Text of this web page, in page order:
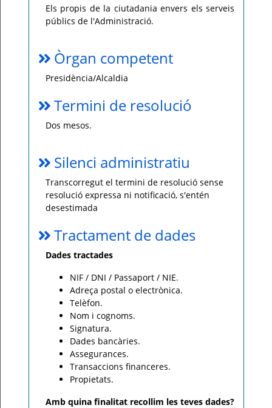
Els propis de la ciutadania envers els serveis
públics de l'Administració.
Òrgan competent
Presidència/Alcaldia
Termini de resolució
Dos mesos.
Silenci administratiu
Transcorregut el termini de resolució sense
resolució expressa ni notificació, s'entén
desestimada
Tractament de dades
Dades tractades
NIF / DNI / Passaport / NIE.
Adreça postal o electrònica.
Telèfon.
Nom i cognoms.
Signatura.
Dades bancàries.
Assegurances.
Transaccions financeres.
Propietats.
Amb quina finalitat recollim les teves dades?